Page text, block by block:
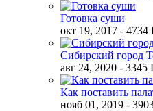
Готовка суши
окт 19, 2017 - 4734
Сибирский город
авг 24, 2020 - 3345
Как поставить
нояб 01, 2019 -